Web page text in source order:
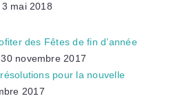
3 mai 2018
des Fêtes de fin d’année
30 novembre 2017
pour la nouvelle
2017